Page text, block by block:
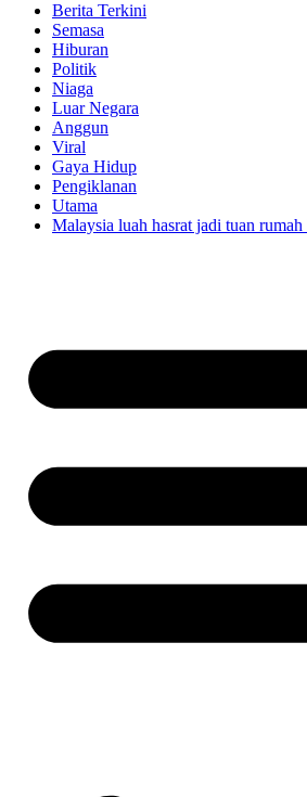
Berita Terkini
Semasa
Hiburan
Politik
Niaga
Luar Negara
Anggun
Viral
Gaya Hidup
Pengiklanan
Utama
Malaysia luah hasrat jadi tuan